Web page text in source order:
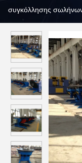
συγκόλλησης